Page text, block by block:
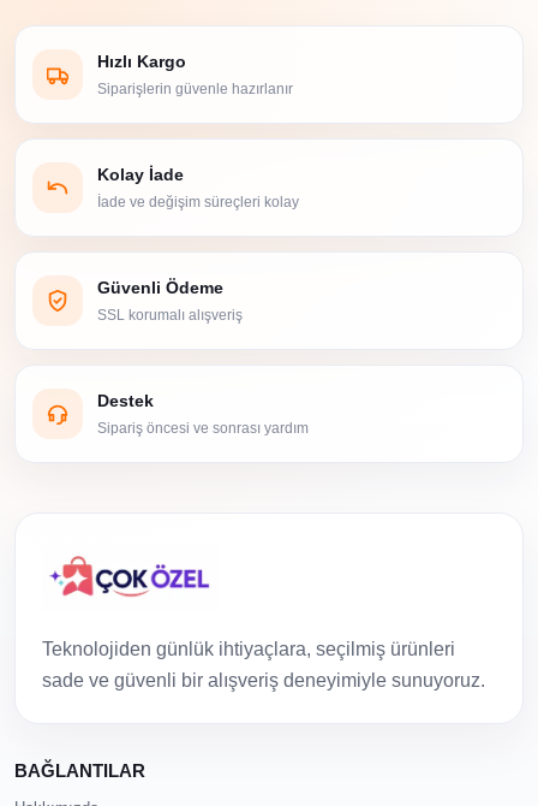
Hızlı Kargo
Siparişlerin güvenle hazırlanır
Kolay İade
İade ve değişim süreçleri kolay
Güvenli Ödeme
SSL korumalı alışveriş
Destek
Sipariş öncesi ve sonrası yardım
Teknolojiden günlük ihtiyaçlara, seçilmiş ürünleri
sade ve güvenli bir alışveriş deneyimiyle sunuyoruz.
BAĞLANTILAR